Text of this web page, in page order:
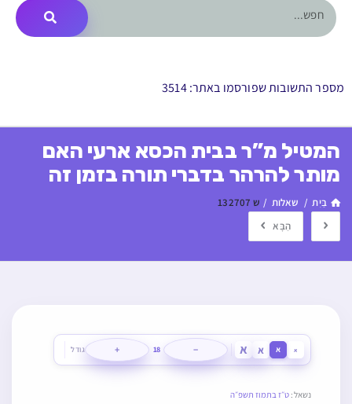
מספר התשובות שפורסמו באתר: 3514
המטיל מ”ר בבית הכסא ארעי האם
מותר להרהר בדברי תורה בזמן זה
בַּיִת / שאלות / ש 132707
הַבָּא
א א א א −
18
+ גודל
נשאל: ט״ז בתמוז תשפ״ה